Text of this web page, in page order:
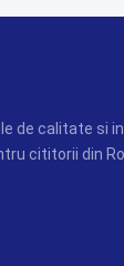
de calitate si
cititorii din